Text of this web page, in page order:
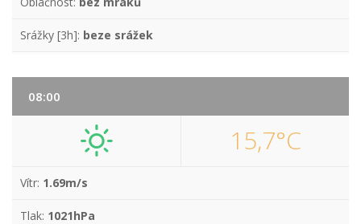
Srážky [3h]: beze srážek
08:00
15,7°C
Vítr: 1.69m/s
Tlak: 1021hPa